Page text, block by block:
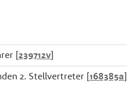
[239712v]
2. Stellvertreter [168385a]